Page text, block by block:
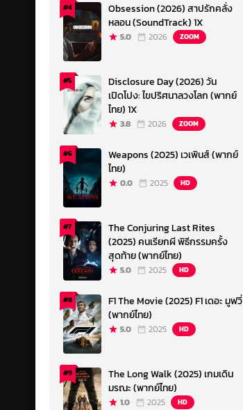
#4
Obsession (2026) สาปรักคลั่ง
หลอน (SoundTrack) 1X
5.0 2026 ZOOM
#5
Disclosure Day (2026) วัน
เปิดโปง: ไขปริศนาลวงโลก (พากย์
ไทย) 1X
3.8 2026 ZOOM
#6
Weapons (2025) เวเพินส์ (พากย์
ไทย)
0.0 2025 HD
#7
The Conjuring Last Rites
(2025) คนเรียกผี พิธีกรรมครั้ง
สุดท้าย (พากย์ไทย)
5.0 2025 HD
#8
F1 The Movie (2025) F1 เดอะ มูฟวี่
(พากย์ไทย)
5.0 2025 HD
#9
The Long Walk (2025) เกมเดิน
มรณะ (พากย์ไทย)
1.0 2025 HD